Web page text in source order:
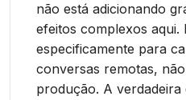
não está adicionando
efeitos complexos aqui.
especificamente para
conversas remotas,
produção. A